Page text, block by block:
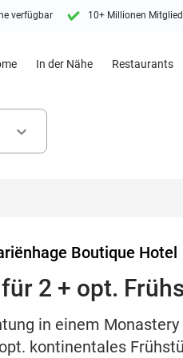
verfügbar 10+ Millionen
In der Nähe Restaurants
keyboard_arrow_down
Boutique Hotel
2 + opt.
in einem
kontinentales